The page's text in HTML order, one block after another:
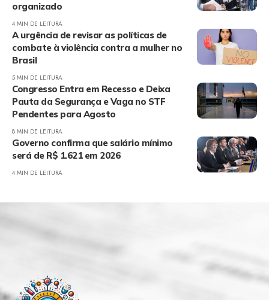
organizado
4 MIN DE LEITURA
A urgência de revisar as políticas de
combate à violência contra a mulher no
Brasil
5 MIN DE LEITURA
Congresso Entra em Recesso e Deixa
Pauta da Segurança e Vaga no STF
Pendentes para Agosto
8 MIN DE LEITURA
Governo confirma que salário mínimo
será de R$ 1.621 em 2026
4 MIN DE LEITURA